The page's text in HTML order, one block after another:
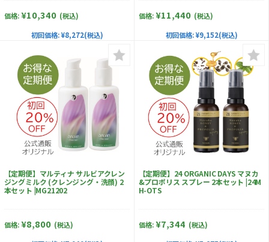
価格: ¥10,340 (税込)
初回価格: ¥8,272(税込)
価格: ¥11,440 (税込)
初回価格: ¥9,152(税込)
【定期便】マルティナ サルビアクレン
ジングミルク (クレンジング・洗顔) 2
本セット |MG21202
価格: ¥8,800 (税込)
【定期便】24 ORGANIC DAYS マヌカ
&プロポリス スプレー 2本セット |24M
H-OTS
価格: ¥7,344 (税込)